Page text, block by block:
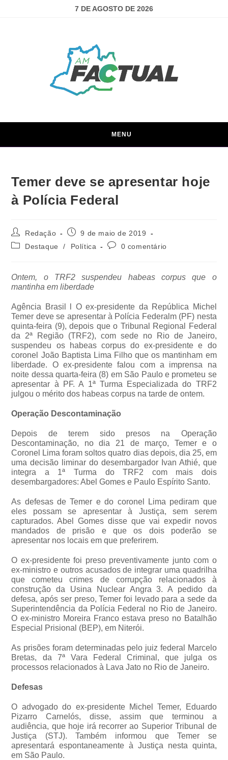
7 DE AGOSTO DE 2026
MENU
Temer deve se apresentar hoje
à Polícia Federal
Redação
9 de maio de 2019
Destaque
/ Política 0 comentário
Ontem, o TRF2 suspendeu habeas corpus que o
mantinha em liberdade
Agência Brasil l O ex-presidente da República Michel
Temer deve se apresentar à Polícia Federalm (PF) nesta
quinta-feira (9), depois que o Tribunal Regional Federal
da 2ª Região (TRF2), com sede no Rio de Janeiro,
suspendeu os habeas corpus do ex-presidente e do
coronel João Baptista Lima Filho que os mantinham em
liberdade. O ex-presidente falou com a imprensa na
noite dessa quarta-feira (8) em São Paulo e prometeu se
apresentar à PF. A 1ª Turma Especializada do TRF2
julgou o mérito dos habeas corpus na tarde de ontem.
Operação Descontaminação
Depois de terem sido presos na Operação
Descontaminação, no dia 21 de março, Temer e o
Coronel Lima foram soltos quatro dias depois, dia 25, em
uma decisão liminar do desembargador Ivan Athié, que
integra a 1ª Turma do TRF2 com mais dois
desembargadores: Abel Gomes e Paulo Espírito Santo.
As defesas de Temer e do coronel Lima pediram que
eles possam se apresentar à Justiça, sem serem
capturados. Abel Gomes disse que vai expedir novos
mandados de prisão e que os dois poderão se
apresentar nos locais em que preferirem.
O ex-presidente foi preso preventivamente junto com o
ex-ministro e outros acusados de integrar uma quadrilha
que cometeu crimes de corrupção relacionados à
construção da Usina Nuclear Angra 3. A pedido da
defesa, após ser preso, Temer foi levado para a sede da
Superintendência da Polícia Federal no Rio de Janeiro.
O ex-ministro Moreira Franco estava preso no Batalhão
Especial Prisional (BEP), em Niterói.
As prisões foram determinadas pelo juiz federal Marcelo
Bretas, da 7ª Vara Federal Criminal, que julga os
processos relacionados à Lava Jato no Rio de Janeiro.
Defesas
O advogado do ex-presidente Michel Temer, Eduardo
Pizarro Carnelós, disse, assim que terminou a
audiência, que hoje irá recorrer ao Superior Tribunal de
Justiça (STJ). Também informou que Temer se
apresentará espontaneamente à Justiça nesta quinta,
em São Paulo.